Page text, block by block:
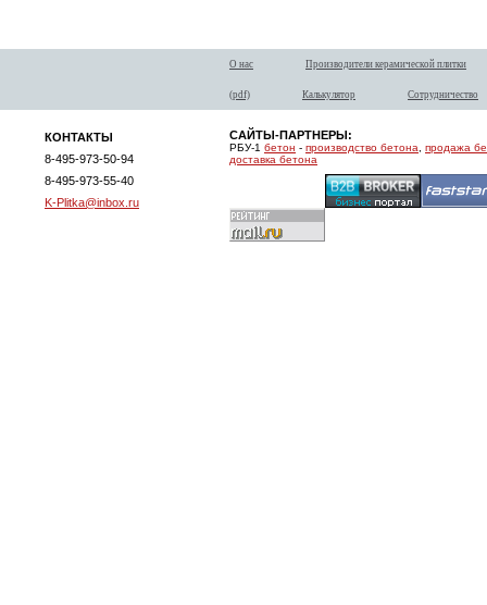
О нас Производители керамической плитки
(pdf) Калькулятор Сотрудничество
КОНТАКТЫ
8-495-973-50-94
8-495-973-55-40
K-Plitka@inbox.ru
САЙТЫ-ПАРТНЕРЫ:
РБУ-1 бетон - производство бетона
продажа
доставка бетона